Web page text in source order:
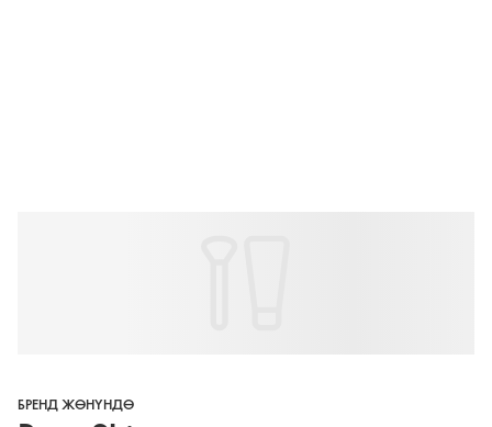
БРЕНД ЖӨНҮНДӨ